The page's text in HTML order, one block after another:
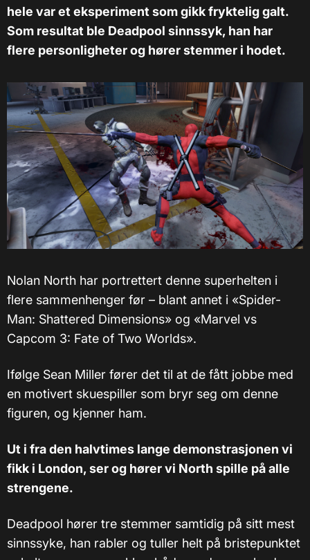
hele var et eksperiment som gikk fryktelig galt.
Som resultat ble Deadpool sinnssyk, han har
flere personligheter og hører stemmer i hodet.
Nolan North har portrettert denne superhelten i
flere sammenhenger før – blant annet i «Spider-
Man: Shattered Dimensions» og «Marvel vs
Capcom 3: Fate of Two Worlds».
Ifølge Sean Miller fører det til at de fått jobbe med
en motivert skuespiller som bryr seg om denne
figuren, og kjenner ham.
Ut i fra den halvtimes lange demonstrasjonen vi
fikk i London, ser og hører vi North spille på alle
strengene.
Deadpool hører tre stemmer samtidig på sitt mest
sinnssyke, han rabler og tuller helt på bristepunktet